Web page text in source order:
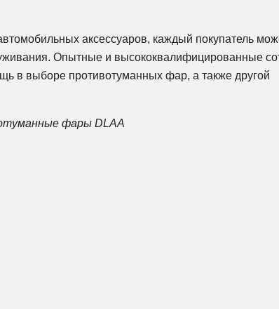
аксессуаров, каждый покупатель
Опытные и высококвалифицированные
в выборе противотуманных фар, а также другой
фары DLAA